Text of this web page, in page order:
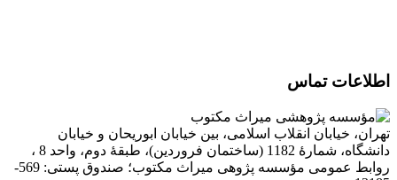
اطلاعات تماس
تهران، خیابان انقلاب اسلامی، بین خیابان ابوریحان و خیابان
دانشگاه، شمارۀ 1182 (ساختمان فروردین)، طبقۀ دوم، واحد 8 ،
روابط عمومی مؤسسه پژوهی میراث مکتوب؛ صندوق پستی: 569-